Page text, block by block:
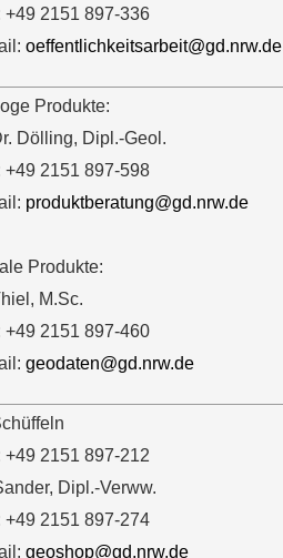
+49 2151 897-336
oeffentlichkeitsarbeit@gd.nrw.de
Produkte:
Dölling, Dipl.-Geol.
+49 2151 897-598
produktberatung@gd.nrw.de
Produkte:
M.Sc.
+49 2151 897-460
geodaten@gd.nrw.de
+49 2151 897-212
Dipl.-Verww.
+49 2151 897-274
geoshop@gd.nrw.de